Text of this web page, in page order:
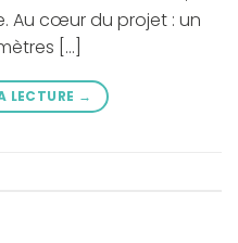
Au cœur du projet : un
[…]
LECTURE →